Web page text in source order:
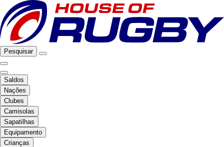
Pesquisar
Saldos
Nações
Clubes
Camisolas
Sapatilhas
Equipamento
Crianças